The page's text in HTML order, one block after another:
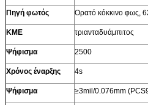
Πηγή φωτός Ορατό κόκκινο φως,
ΚΜΕ τριανταδυάμπιτος
Ψήφισμα 2500
Χρόνος έναρξης 4s
Ψήφισμα ≥3mil/0.076mm